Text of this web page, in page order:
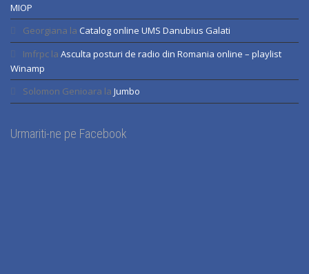
MIOP
Georgiana la Catalog online UMS Danubius Galati
Imfrpc la Asculta posturi de radio din Romania online – playlist
Winamp
Solomon Genioara la Jumbo
Urmariti-ne pe Facebook